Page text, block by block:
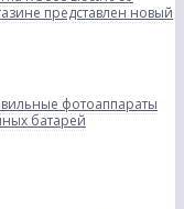
представлен новый
фотоаппараты
батарей